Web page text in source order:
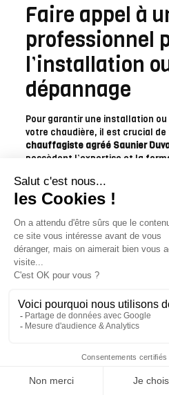
Faire appel à
professionnel
l’installation
dépannage
Pour garantir une installation ou
votre chaudière, il est crucial de
chauffagiste agréé Saunier
possèdent l’expertise et la
travailler sur les chaudières
une intervention de qualité.
Un chauffagiste agréé Saunier
avantages, notamment :
Une expertise spécifique
Une garantie sur les
Des conseils personnalisés
l’optimisation de votre
Saunier Duval
Choisir un chauffagiste agréé